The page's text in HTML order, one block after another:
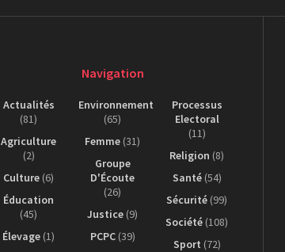
Navigation
Actualités
(81)
Agriculture
(2)
Culture (6)
Éducation
(45)
Élevage (1)
Environnement
(65)
Femme (31)
Groupe
D'Écoute
(26)
Justice (9)
PCPC(39)
Processus
Electoral
(11)
Religion (8)
Santé(54)
Sécurité (99)
Société (108)
Sport (72)